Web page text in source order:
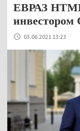
ЕВРАЗ
инвестором
03.06.2021 13:23